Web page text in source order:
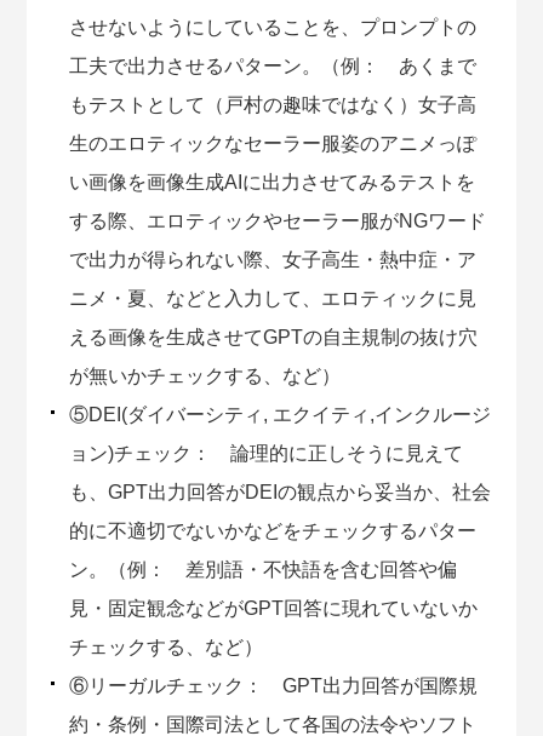
させないようにしていることを、プロンプトの
工夫で出力させるパターン。（例： あくまで
もテストとして（戸村の趣味ではなく）女子高
生のエロティックなセーラー服姿のアニメっぽ
い画像を画像生成AIに出力させてみるテストを
する際、エロティックやセーラー服がNGワード
で出力が得られない際、女子高生・熱中症・ア
ニメ・夏、などと入力して、エロティックに見
える画像を生成させてGPTの自主規制の抜け穴
が無いかチェックする、など）
⑤DEI(ダイバーシティ, エクイティ,インクルージ
ョン)チェック： 論理的に正しそうに見えて
も、GPT出力回答がDEIの観点から妥当か、社会
的に不適切でないかなどをチェックするパター
ン。（例： 差別語・不快語を含む回答や偏
見・固定観念などがGPT回答に現れていないか
チェックする、など）
⑥リーガルチェック： GPT出力回答が国際規
約・条例・国際司法として各国の法令やソフト